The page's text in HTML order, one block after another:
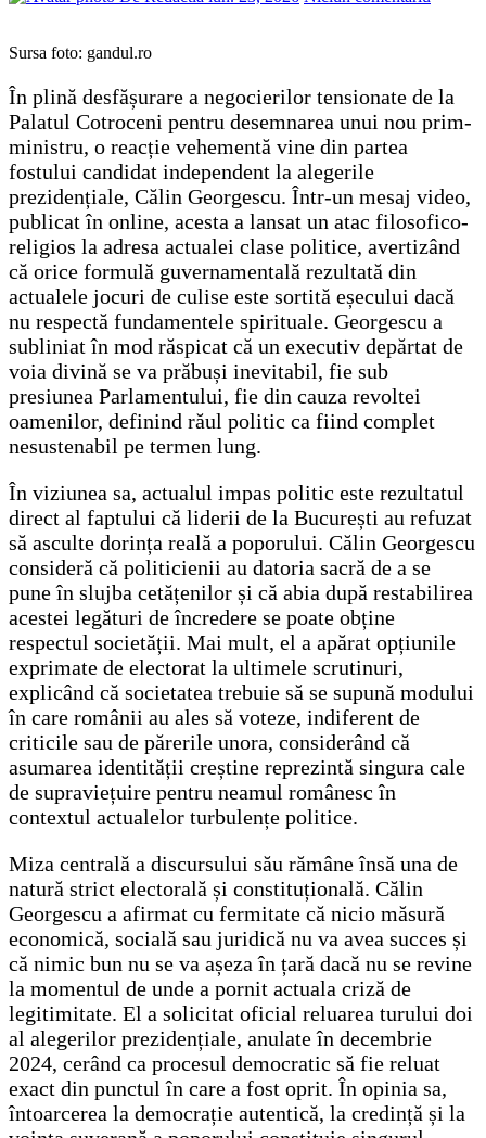
Sursa foto: gandul.ro
În plină desfășurare a negocierilor tensionate de la
Palatul Cotroceni pentru desemnarea unui nou prim-
ministru, o reacție vehementă vine din partea
fostului candidat independent la alegerile
prezidențiale, Călin Georgescu. Într-un mesaj video,
publicat în online, acesta a lansat un atac filosofico-
religios la adresa actualei clase politice, avertizând
că orice formulă guvernamentală rezultată din
actualele jocuri de culise este sortită eșecului dacă
nu respectă fundamentele spirituale. Georgescu a
subliniat în mod răspicat că un executiv depărtat de
voia divină se va prăbuși inevitabil, fie sub
presiunea Parlamentului, fie din cauza revoltei
oamenilor, definind răul politic ca fiind complet
nesustenabil pe termen lung.
În viziunea sa, actualul impas politic este rezultatul
direct al faptului că liderii de la București au refuzat
să asculte dorința reală a poporului. Călin Georgescu
consideră că politicienii au datoria sacră de a se
pune în slujba cetățenilor și că abia după restabilirea
acestei legături de încredere se poate obține
respectul societății. Mai mult, el a apărat opțiunile
exprimate de electorat la ultimele scrutinuri,
explicând că societatea trebuie să se supună modului
în care românii au ales să voteze, indiferent de
criticile sau de părerile unora, considerând că
asumarea identității creștine reprezintă singura cale
de supraviețuire pentru neamul românesc în
contextul actualelor turbulențe politice.
Miza centrală a discursului său rămâne însă una de
natură strict electorală și constituțională. Călin
Georgescu a afirmat cu fermitate că nicio măsură
economică, socială sau juridică nu va avea succes și
că nimic bun nu se va așeza în țară dacă nu se revine
la momentul de unde a pornit actuala criză de
legitimitate. El a solicitat oficial reluarea turului doi
al alegerilor prezidențiale, anulate în decembrie
2024, cerând ca procesul democratic să fie reluat
exact din punctul în care a fost oprit. În opinia sa,
întoarcerea la democrație autentică, la credință și la